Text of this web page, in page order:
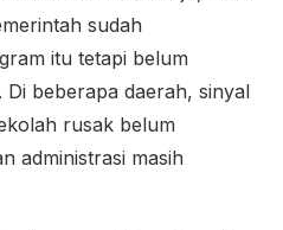
sudah
itu tetapi belum
beberapa daerah, sinyal
rusak belum
administrasi masih